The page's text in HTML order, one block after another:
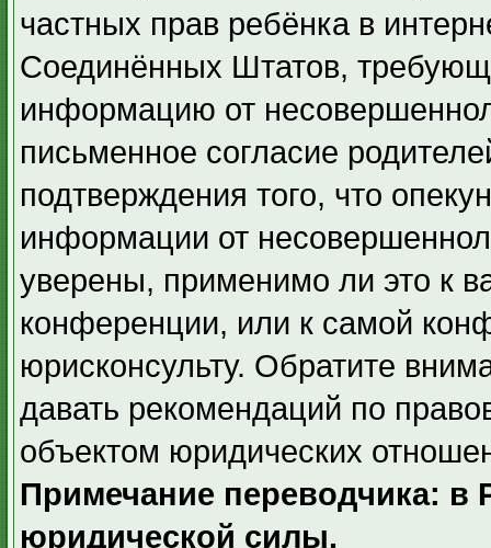
частных прав ребёнка в
Соединённых Штатов,
информацию от
письменное согласие
подтверждения того, что
информации от
уверены, применимо ли это к
конференции, или к самой
юрисконсульту. Обратите
давать рекомендаций по
объектом юридических
Примечание переводчика: в
юридической силы.